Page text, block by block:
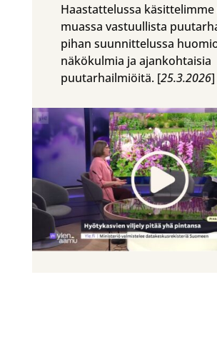
Haastattelussa
muassa vastuullista
pihan suunnittelussa
näkökulmia ja ajankohtaisia
puutarhailmiöitä. [25.3.2026]